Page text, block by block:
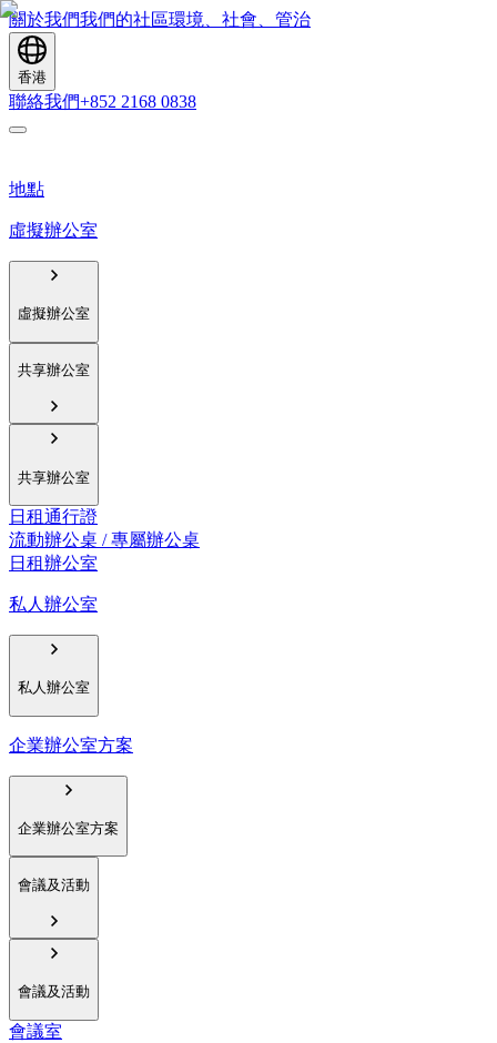
關於我們我們的社區環境、社會、管治
香港
聯絡我們+852 2168 0838
地點
虛擬辦公室
虛擬辦公室
共享辦公室
共享辦公室
日租通行證
流動辦公桌 / 專屬辦公桌
日租辦公室
私人辦公室
私人辦公室
企業辦公室方案
企業辦公室方案
會議及活動
會議及活動
會議室